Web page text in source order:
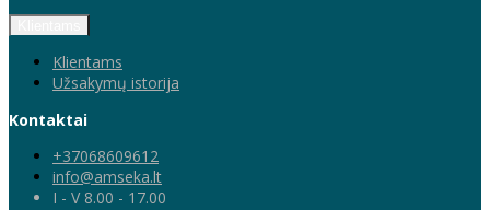
Klientams
Užsakymų istorija
Kontaktai
+37068609612
info@amseka.lt
I - V 8.00 - 17.00